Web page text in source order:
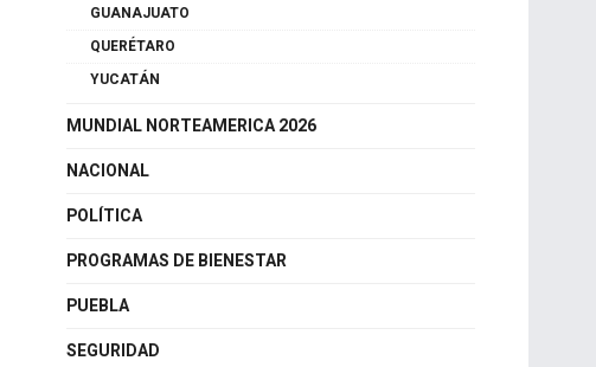
GUANAJUATO
QUERÉTARO
YUCATÁN
MUNDIAL NORTEAMERICA 2026
NACIONAL
POLÍTICA
PROGRAMAS DE BIENESTAR
PUEBLA
SEGURIDAD